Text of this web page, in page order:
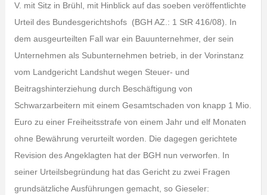
V. mit Sitz in Brühl, mit Hinblick auf das soeben veröffentlichte
Urteil des Bundesgerichtshofs (BGH AZ.: 1 StR 416/08). In
dem ausgeurteilten Fall war ein Bauunternehmer, der sein
Unternehmen als Subunternehmen betrieb, in der Vorinstanz
vom Landgericht Landshut wegen Steuer- und
Beitragshinterziehung durch Beschäftigung von
Schwarzarbeitern mit einem Gesamtschaden von knapp 1 Mio.
Euro zu einer Freiheitsstrafe von einem Jahr und elf Monaten
ohne Bewährung verurteilt worden. Die dagegen gerichtete
Revision des Angeklagten hat der BGH nun verworfen. In
seiner Urteilsbegründung hat das Gericht zu zwei Fragen
grundsätzliche Ausführungen gemacht, so Gieseler: